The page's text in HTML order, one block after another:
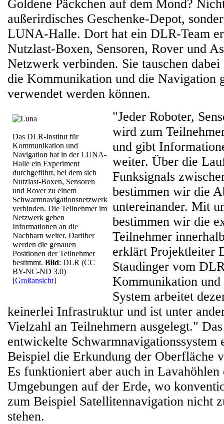
Goldene Päckchen auf dem Mond?
außerirdisches Geschenke-Depot,
LUNA-Halle. Dort hat ein DLR-Team
Nutzlast-Boxen, Sensoren, Rover und
Netzwerk verbinden. Sie tauschen
die Kommunikation und die Navigation
verwendet werden können.
Das DLR-Institut für
Kommunikation und
Navigation hat in der LUNA-
Halle ein Experiment
durchgeführt, bei dem sich
Nutzlast-Boxen, Sensoren
und Rover zu einem
Schwarmnavigationsnetzwerk
verbinden. Die Teilnehmer im
Netzwerk geben
Informationen an die
Nachbarn weiter. Darüber
werden die genauen
Positionen der Teilnehmer
bestimmt. Bild: DLR (CC
BY-NC-ND 3.0)
[Großansicht]
"Jeder Roboter,
wird zum
und gibt
weiter. Über die
Funksignals
bestimmen wir die
untereinander. Mit
bestimmen wir die
Teilnehmer
erklärt Projektleiter
Staudinger vom
Kommunikation
System arbeitet
keinerlei Infrastruktur und ist unter
Vielzahl an Teilnehmern ausgelegt."
entwickelte Schwarmnavigationssystem
Beispiel die Erkundung der Oberfläche
Es funktioniert aber auch in Lavahöhlen
Umgebungen auf der Erde, wo
zum Beispiel Satellitennavigation nicht
stehen.